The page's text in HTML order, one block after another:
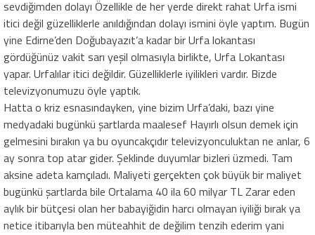
sevdiğimden dolayı Özellikle de her yerde direkt rahat Urfa ismi
itici değil güzelliklerle anıldığından dolayı ismini öyle yaptım. Bugün
yine Edirne’den Doğubayazıt’a kadar bir Urfa lokantası
gördüğünüz vakit sarı yeşil olmasıyla birlikte, Urfa Lokantası
yapar. Urfalılar itici değildir. Güzelliklerle iyilikleri vardır. Bizde
televizyonumuzu öyle yaptık.
Hatta o kriz esnasındayken, yine bizim Urfa’daki, bazı yine
medyadaki bugünkü şartlarda maalesef Hayırlı olsun demek için
gelmesini bırakın ya bu oyuncakçıdır televizyonculuktan ne anlar, 6
ay sonra top atar gider. Şeklinde duyumlar bizleri üzmedi. Tam
aksine adeta kamçıladı. Maliyeti gerçekten çok büyük bir maliyet
bugünkü şartlarda bile Ortalama 40 ila 60 milyar TL Zarar eden
aylık bir bütçesi olan her babayiğidin harcı olmayan iyiliği bırak ya
netice itibarıyla ben müteahhit de değilim tenzih ederim yani